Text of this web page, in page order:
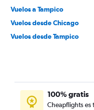
Vuelos a Tampico
Vuelos desde Chicago
Vuelos desde Tampico
100% gratis
Cheapflights es